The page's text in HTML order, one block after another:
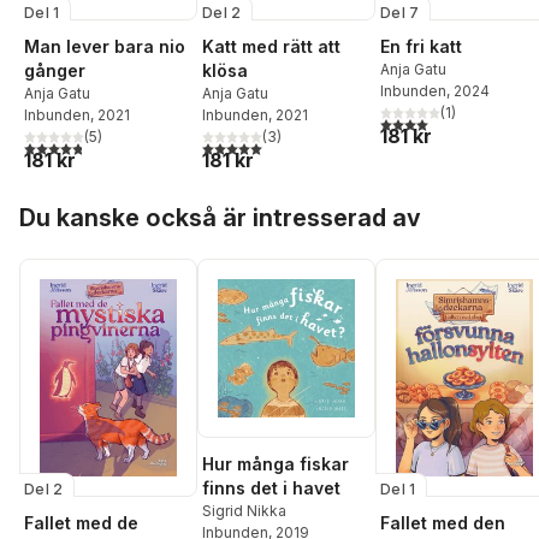
Del 1
Man lever bara nio
gånger
Anja Gatu
Inbunden, 2021
4,8utav 5 stjärnor. Totalt antal röster:
(5)
181 kr
Del 2
Katt med rätt att
klösa
Anja Gatu
Inbunden, 2021
5,0utav 5 stjärnor. Totalt antal röster:
(3)
181 kr
Del 7
En fri katt
Anja Gatu
Inbunden, 2024
4,0utav 5 stjärnor.
(1)
181 kr
Du kanske också är intresserad av
Del 2
Fallet med de
Hur många fiskar
finns det i havet
Sigrid Nikka
Inbunden, 2019
Del 1
Fallet med den